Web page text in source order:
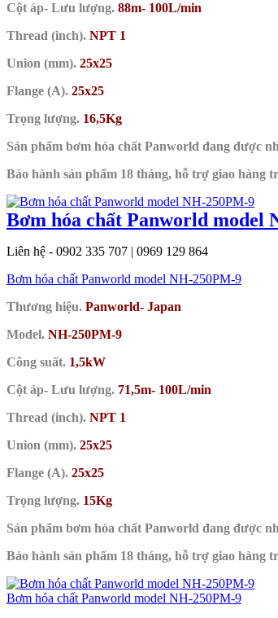
Cột áp- Lưu lượng. 88m- 100L/min
Thread (inch). NPT 1
Union (mm). 25x25
Flange (A). 25x25
Trọng lượng. 16,5Kg
Sản phẩm bơm hóa chất Panworld đang được
Bảo hành sản phẩm 18 tháng, hỗ trợ giao hàng
Bơm hóa chất Panworld model
Liên hệ - 0902 335 707 | 0969 129 864
Bơm hóa chất Panworld model NH-250PM-9
Thương hiệu. Panworld- Japan
Model. NH-250PM-9
Công suất. 1,5kW
Cột áp- Lưu lượng. 71,5m- 100L/min
Thread (inch). NPT 1
Union (mm). 25x25
Flange (A). 25x25
Trọng lượng. 15Kg
Sản phẩm bơm hóa chất Panworld đang được
Bảo hành sản phẩm 18 tháng, hỗ trợ giao hàng
Bơm hóa chất Panworld model NH-250PM-9